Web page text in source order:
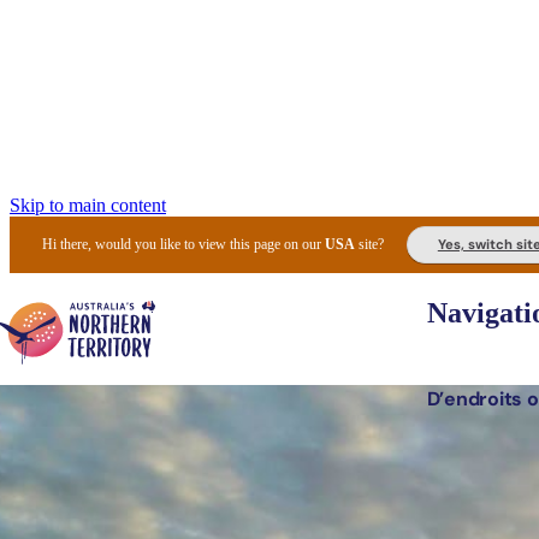
Skip to main content
Hi there, would you like to view this page on ourUSA site? Yes, switch
D’endroits
Lieux